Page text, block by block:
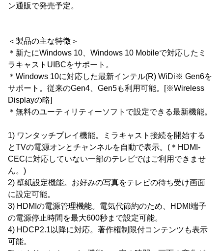
ン通販で発売予定。
＜製品の主な特徴＞
＊新たにWindows 10、Windows 10 Mobileで対応したミ
ラキャストUIBCをサポート。
＊Windows 10に対応した最新インテル(R) WiDi※ Gen6を
サポート。従来のGen4、Gen5も利用可能。[※Wireless
Displayの略]
＊無料のユーティリティーソフトで設定できる最新機能。
1) ワンタッチプレイ機能。ミラキャスト接続を開始する
とTVの電源オンとチャンネルを自動で表示。(＊HDMI-
CECに対応していない一部のテレビではご利用できませ
ん。)
2) 壁紙設定機能。お好みの写真をテレビの待ち受け画面
に設定可能。
3) HDMIの電源管理機能。電気代節約のため、HDMI端子
の電源停止時間を最大600秒まで設定可能。
4) HDCP2.1以降に対応。著作権制限付コンテンツも表示
可能。